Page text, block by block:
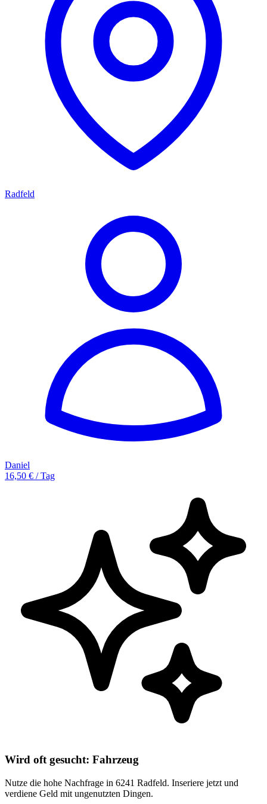
Radfeld
Daniel
16,50 € / Tag
Wird oft gesucht: Fahrzeug
Nutze die hohe Nachfrage in 6241 Radfeld. Inseriere jetzt und
verdiene Geld mit ungenutzten Dingen.